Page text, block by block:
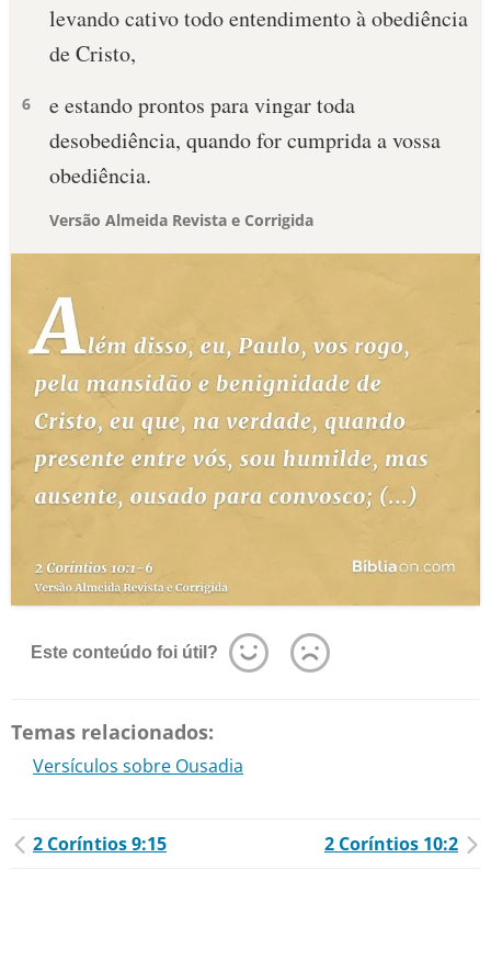
levando cativo todo entendimento à obediência
de Cristo,
6
e estando prontos para vingar toda
desobediência, quando for cumprida a vossa
obediência.
Versão Almeida Revista e Corrigida
Este conteúdo foi útil?
Temas relacionados:
Versículos sobre Ousadia
2 Coríntios 9:15 2 Coríntios 10:2